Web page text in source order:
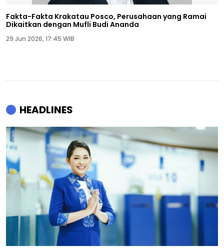
Fakta-Fakta Krakatau Posco, Perusahaan yang Ramai
Dikaitkan dengan Mufli Budi Ananda
29 Jun 2026, 17:45 WIB
HEADLINES